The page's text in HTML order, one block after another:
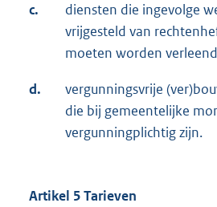
c.
diensten die ingevolge
vrijgesteld van
moeten worden
d.
vergunningsvrije
die bij gemeentelijke
vergunningplichtig zijn.
Artikel 5 Tarieven